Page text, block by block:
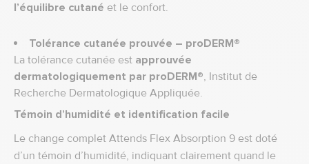
l’équilibre cutané et le confort.
Tolérance cutanée prouvée – proDERM®
La tolérance cutanée est approuvée
dermatologiquement par proDERM®, Institut de
Recherche Dermatologique Appliquée.
Témoin d’humidité et identification facile
Le change complet Attends Flex Absorption 9 est doté
d’un témoin d’humidité, indiquant clairement quand le